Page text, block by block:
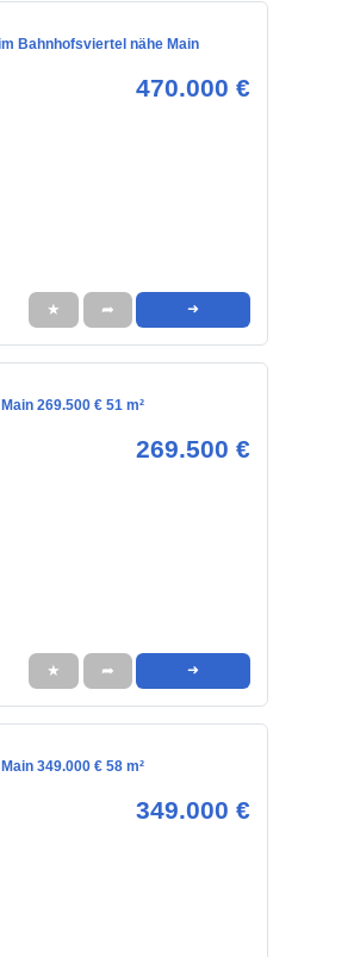
Bahnhofsviertel nähe Main
470.000 €
★ ➦ ➜
269.500 € 51 m²
269.500 €
★ ➦ ➜
349.000 € 58 m²
349.000 €